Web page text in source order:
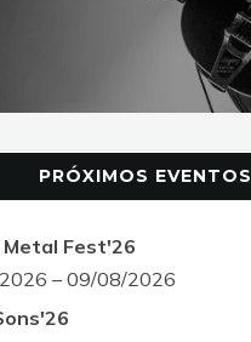
PRÓXIMOS EVENTOS
Metal Fest'26
– 09/08/2026